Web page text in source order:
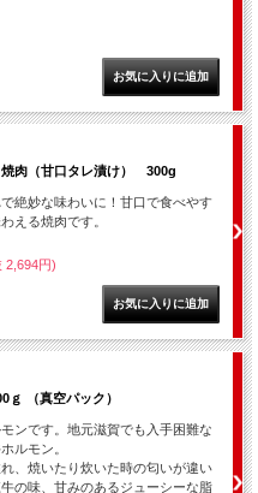
肉（甘口タレ漬け） 300g
絶妙な味わいに！甘口で食べやす
える焼肉です。
2,694円)
（真空パック）
ンです。地元滋賀でも入手困難な
ルモン。
、焼いたり炊いた時の匂いが違い
の味、甘みのあるジューシーな脂